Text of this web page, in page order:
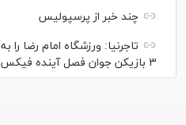
چند خبر از پرسپولیس
تاجرنیا: ورزشگاه امام رضا
۳ بازیکن جوان فصل آینده فیکس ترکیب می‌شوند